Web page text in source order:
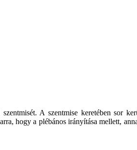
A szentmise keretében sor
hogy a plébános irányítása mellett,